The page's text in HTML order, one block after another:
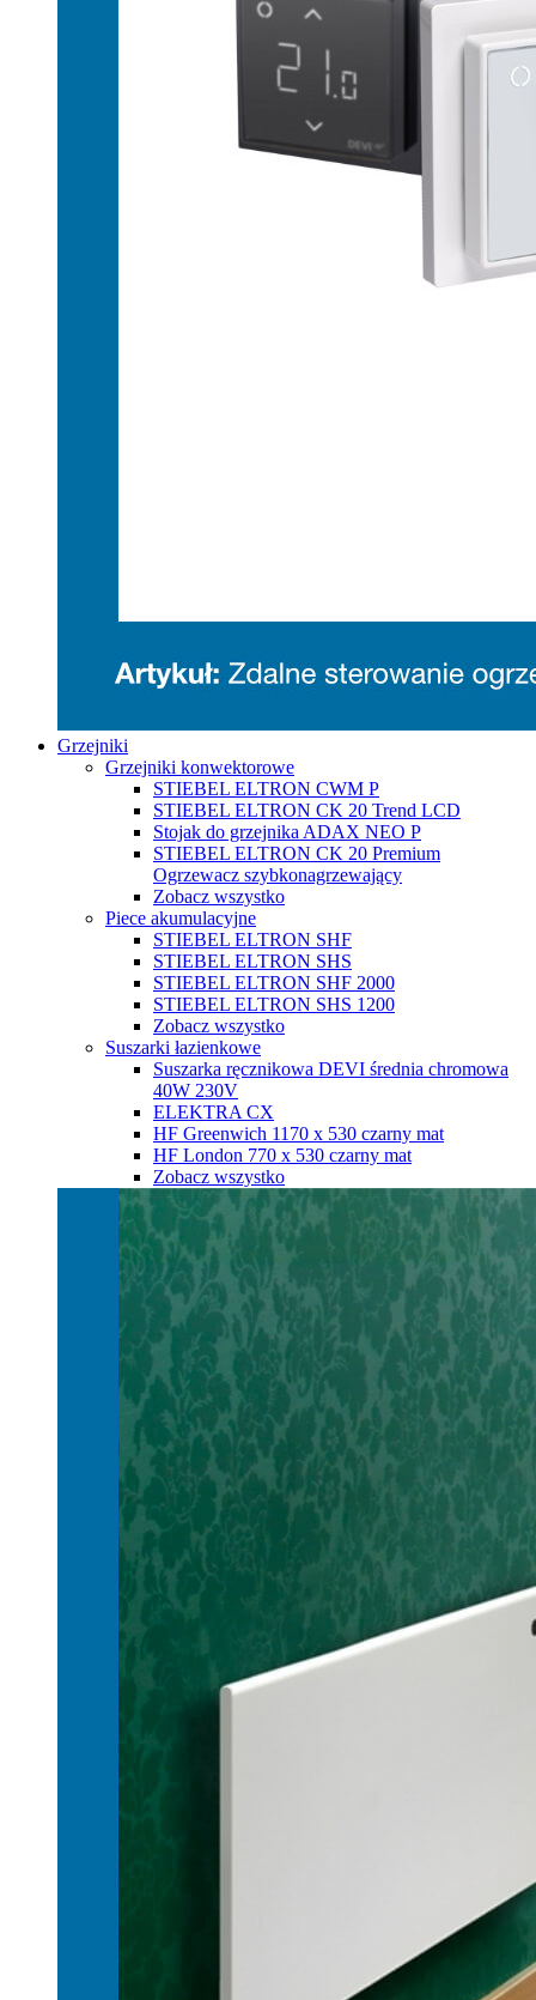
Grzejniki
Grzejniki konwektorowe
STIEBEL ELTRON CWM P
STIEBEL ELTRON CK 20 Trend LCD
Stojak do grzejnika ADAX NEO P
STIEBEL ELTRON CK 20 Premium
Ogrzewacz szybkonagrzewający
Zobacz wszystko
Piece akumulacyjne
STIEBEL ELTRON SHF
STIEBEL ELTRON SHS
STIEBEL ELTRON SHF 2000
STIEBEL ELTRON SHS 1200
Zobacz wszystko
Suszarki łazienkowe
Suszarka ręcznikowa DEVI średnia chromowa
40W 230V
ELEKTRA CX
HF Greenwich 1170 х 530 czarny mat
HF London 770 х 530 czarny mat
Zobacz wszystko